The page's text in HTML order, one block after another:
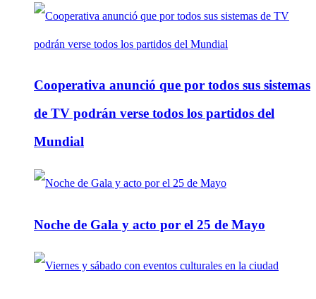
Cooperativa anunció que por todos sus sistemas
de TV podrán verse todos los partidos del
Mundial
Noche de Gala y acto por el 25 de Mayo